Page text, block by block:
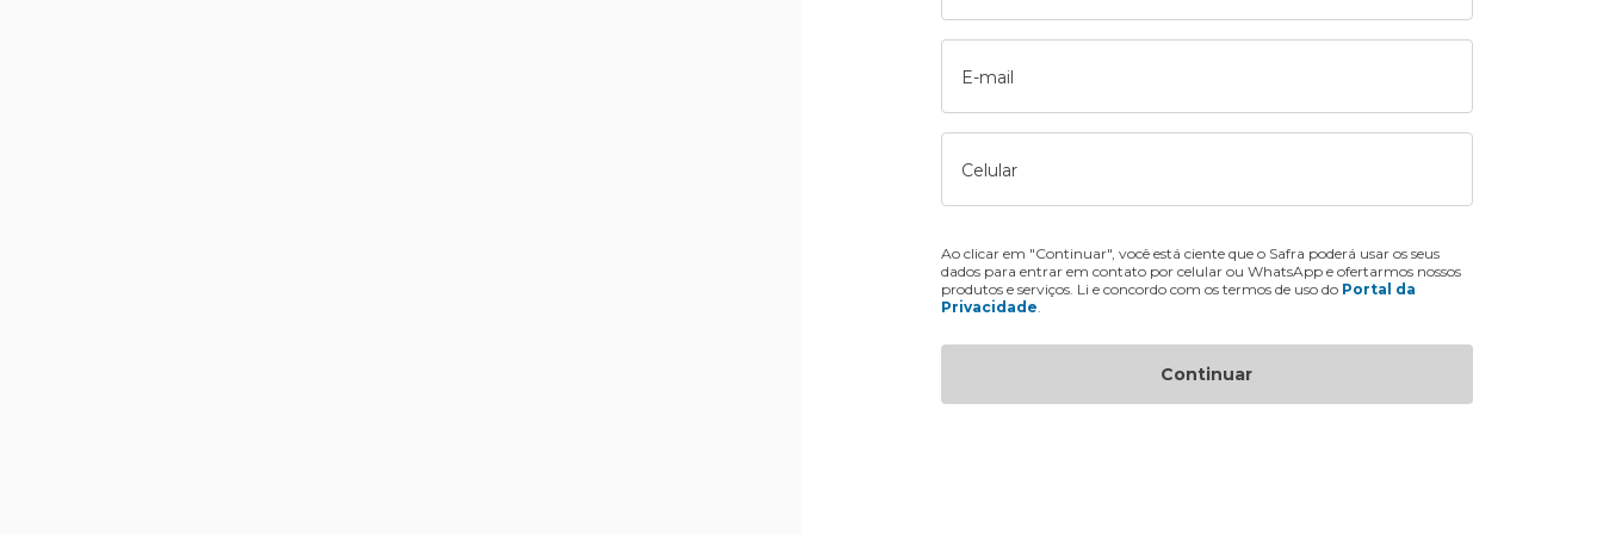
E-mail
Celular
Ao clicar em "Continuar", você está ciente que o Safra poderá usar os seus
dados para entrar em contato por celular ou WhatsApp e ofertarmos nossos
produtos e serviços. Li e concordo com os termos de uso do Portal da
Privacidade
Continuar